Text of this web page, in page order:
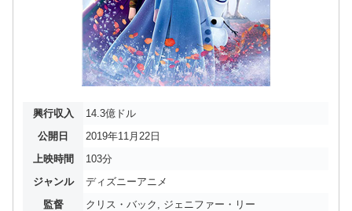
興行収入
14.3億ドル
公開日
2019年11月22日
上映時間
103分
ジャンル
ディズニーアニメ
監督
クリス・バック, ジェニファー・リー